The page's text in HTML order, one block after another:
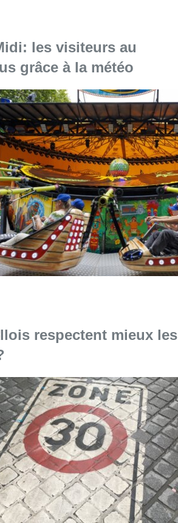
les visiteurs au
grâce à la météo
respectent mieux les